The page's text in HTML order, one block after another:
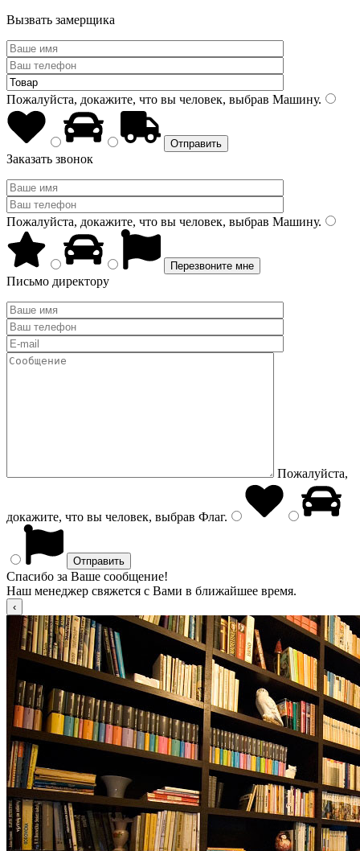
Вызвать замерщика
Пожалуйста, докажите, что вы человек, выбрав Машину.
Заказать звонок
Пожалуйста, докажите, что вы человек, выбрав Машину.
Письмо директору
Пожалуйста,
докажите, что вы человек, выбрав Флаг.
Спасибо за Ваше сообщение!
Наш менеджер свяжется с Вами в ближайшее время.